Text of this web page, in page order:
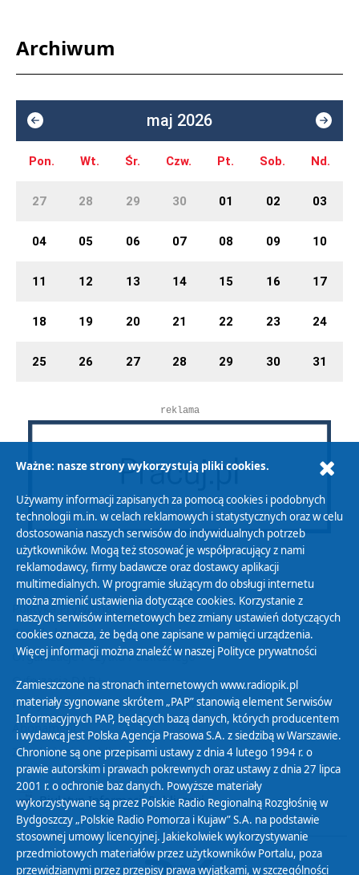
Archiwum
maj 2026
Pon. Wt. Śr. Czw. Pt. Sob. Nd.
27 28 29 30 01 02 03
04 05 06 07 08 09 10
11 12 13 14 15 16 17
18 19 20 21 22 23 24
25 26 27 28 29 30 31
reklama
Polityka Prywatności
Zasady korzystania z Serwisu
Organizacje Pożytku Publicznego
Cyfryzacja DAB+
Polityka ochrony danych osobowych
Abonament
Zamówienia publiczne
Biuletyn Informacji Publicznej
Ważne: nasze strony wykorzystują pliki cookies.
Używamy informacji zapisanych za pomocą cookies i podobnych
technologii m.in. w celach reklamowych i statystycznych oraz w celu
dostosowania naszych serwisów do indywidualnych potrzeb
użytkowników. Mogą też stosować je współpracujący z nami
reklamodawcy, firmy badawcze oraz dostawcy aplikacji
multimedialnych. W programie służącym do obsługi internetu
można zmienić ustawienia dotyczące cookies. Korzystanie z
naszych serwisów internetowych bez zmiany ustawień dotyczących
cookies oznacza, że będą one zapisane w pamięci urządzenia.
Więcej informacji można znaleźć w naszej Polityce prywatności
Zamieszczone na stronach internetowych www.radiopik.pl
materiały sygnowane skrótem „PAP” stanowią element Serwisów
Informacyjnych PAP, będących bazą danych, których producentem
i wydawcą jest Polska Agencja Prasowa S.A. z siedzibą w Warszawie.
Chronione są one przepisami ustawy z dnia 4 lutego 1994 r. o
prawie autorskim i prawach pokrewnych oraz ustawy z dnia 27 lipca
2001 r. o ochronie baz danych. Powyższe materiały
wykorzystywane są przez Polskie Radio Regionalną Rozgłośnię w
Bydgoszczy „Polskie Radio Pomorza i Kujaw” S.A. na podstawie
stosownej umowy licencyjnej. Jakiekolwiek wykorzystywanie
przedmiotowych materiałów przez użytkowników Portalu, poza
przewidzianymi przez przepisy prawa wyjątkami, w szczególności